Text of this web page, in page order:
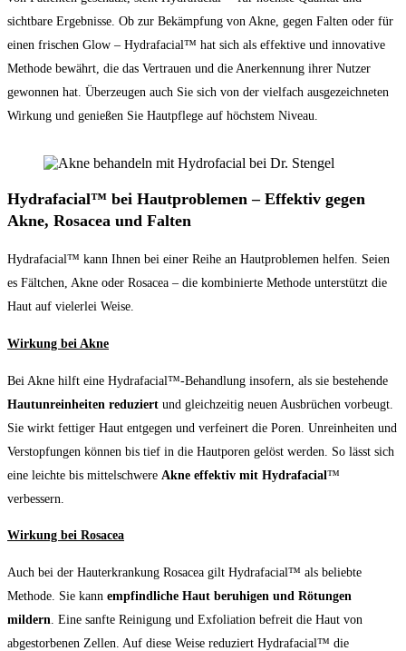
sichtbare Ergebnisse. Ob zur Bekämpfung von Akne, gegen Falten oder für
einen frischen Glow – Hydrafacial™ hat sich als effektive und innovative
Methode bewährt, die das Vertrauen und die Anerkennung ihrer Nutzer
gewonnen hat. Überzeugen auch Sie sich von der vielfach ausgezeichneten
Wirkung und genießen Sie Hautpflege auf höchstem Niveau.
Hydrafacial™ bei Hautproblemen – Effektiv gegen
Akne, Rosacea und Falten
Hydrafacial™ kann Ihnen bei einer Reihe an Hautproblemen helfen. Seien
es Fältchen, Akne oder Rosacea – die kombinierte Methode unterstützt die
Haut auf vielerlei Weise.
Wirkung bei Akne
Bei Akne hilft eine Hydrafacial™-Behandlung insofern, als sie bestehende
Hautunreinheiten reduziert und gleichzeitig neuen Ausbrüchen vorbeugt.
Sie wirkt fettiger Haut entgegen und verfeinert die Poren. Unreinheiten und
Verstopfungen können bis tief in die Hautporen gelöst werden. So lässt sich
eine leichte bis mittelschwere Akne effektiv mit Hydrafacial™
verbessern.
Wirkung bei Rosacea
Auch bei der Hauterkrankung Rosacea gilt Hydrafacial™ als beliebte
Methode. Sie kann empfindliche Haut beruhigen und Rötungen
mildern . Eine sanfte Reinigung und Exfoliation befreit die Haut von
abgestorbenen Zellen. Auf diese Weise reduziert Hydrafacial™ die